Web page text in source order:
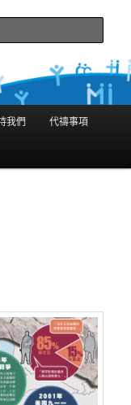
公司
尋
我們 代禱事項